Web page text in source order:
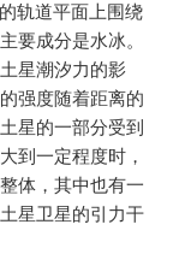
轨道平面上围绕
要成分是水冰。
星潮汐力的影
强度随着距离的
星的一部分受到
到一定程度时，
体，其中也有一
星卫星的引力干